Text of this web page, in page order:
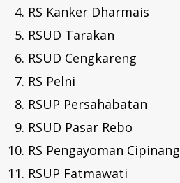
RS Kanker Dharmais
RSUD Tarakan
RSUD Cengkareng
RS Pelni
RSUP Persahabatan
RSUD Pasar Rebo
RS Pengayoman Cipinang
RSUP Fatmawati